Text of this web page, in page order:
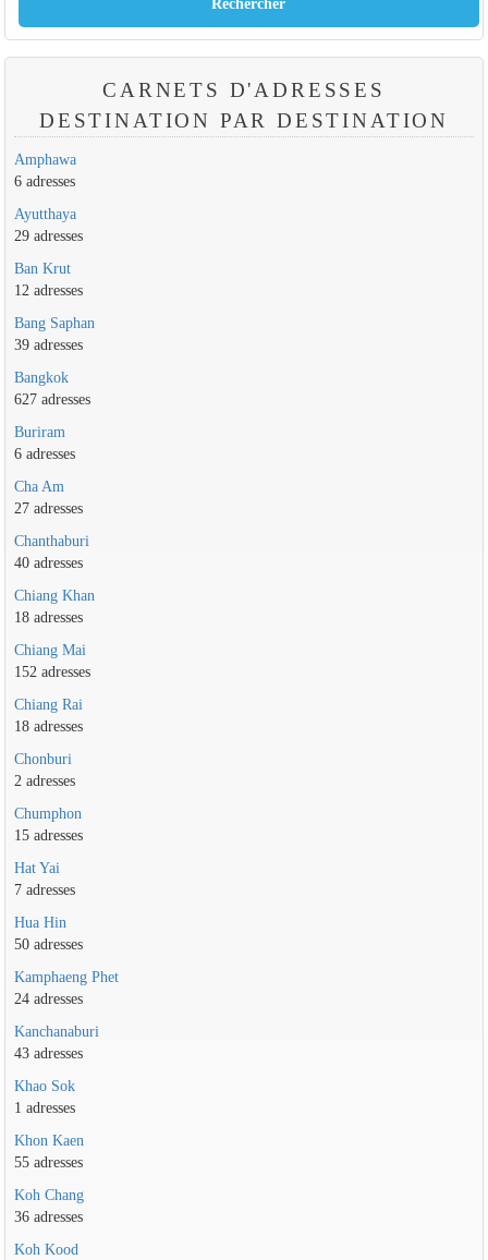
CARNETS D'ADRESSES
DESTINATION PAR DESTINATION
Amphawa
6 adresses
Ayutthaya
29 adresses
Ban Krut
12 adresses
Bang Saphan
39 adresses
Bangkok
627 adresses
Buriram
6 adresses
Cha Am
27 adresses
Chanthaburi
40 adresses
Chiang Khan
18 adresses
Chiang Mai
152 adresses
Chiang Rai
18 adresses
Chonburi
2 adresses
Chumphon
15 adresses
Hat Yai
7 adresses
Hua Hin
50 adresses
Kamphaeng Phet
24 adresses
Kanchanaburi
43 adresses
Khao Sok
1 adresses
Khon Kaen
55 adresses
Koh Chang
36 adresses
Koh Kood